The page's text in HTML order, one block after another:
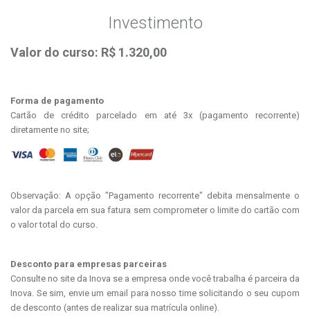
Investimento
Valor do curso: R$ 1.320,00
Forma de pagamento
Cartão de crédito parcelado em até 3x (pagamento recorrente)
diretamente no site;
Observação: A opção "Pagamento recorrente" debita mensalmente o
valor da parcela em sua fatura sem comprometer o limite do cartão com
o valor total do curso.
Desconto para empresas parceiras
Consulte no site da Inova se a empresa onde você trabalha é parceira da
Inova. Se sim, envie um email para nosso time solicitando o seu cupom
de desconto (antes de realizar sua matrícula online).